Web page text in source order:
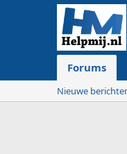
Forums
Nieuwe